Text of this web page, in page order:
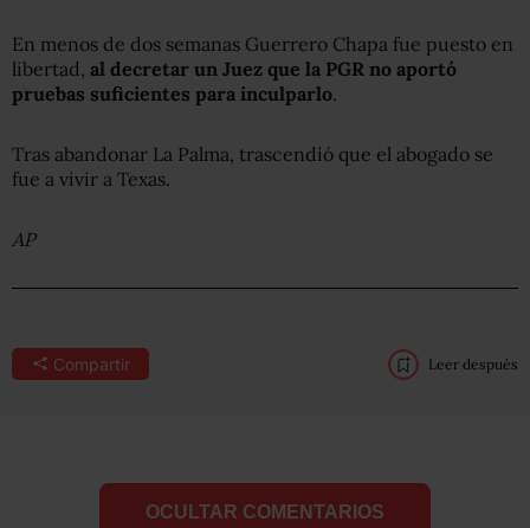
En menos de dos semanas Guerrero Chapa fue puesto en
libertad, al decretar un Juez que la PGR no aportó
pruebas suficientes para inculparlo.
Tras abandonar La Palma, trascendió que el abogado se
fue a vivir a Texas.
AP
Compartir Leer después
OCULTAR COMENTARIOS